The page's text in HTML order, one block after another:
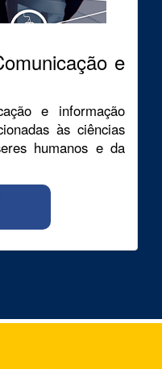
e
e informação
às ciências
humanos e da